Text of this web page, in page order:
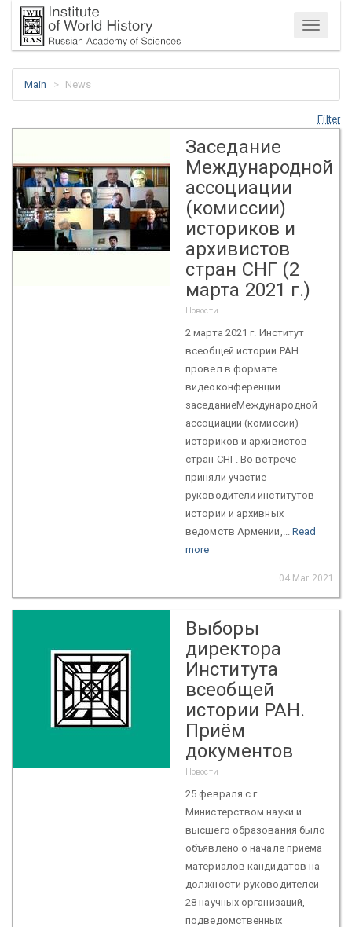
Menu
Main News
Filter
Заседание
Международной
ассоциации
(комиссии)
историков и
архивистов
стран СНГ (2
марта 2021 г.)
Новости
2 марта 2021 г. Институт
всеобщей истории РАН
провел в формате
видеоконференции
заседаниеМеждународной
ассоциации (комиссии)
историков и архивистов
стран СНГ. Во встрече
приняли участие
руководители институтов
истории и архивных
ведомств Армении,...Read
more
04 Mar 2021
Выборы
директора
Института
всеобщей
истории РАН.
Приём
документов
Новости
25 февраля с.г.
Министерством науки и
высшего образования было
объявлено о начале приема
материалов кандидатов на
должности руководителей
28 научных организаций,
подведомственных